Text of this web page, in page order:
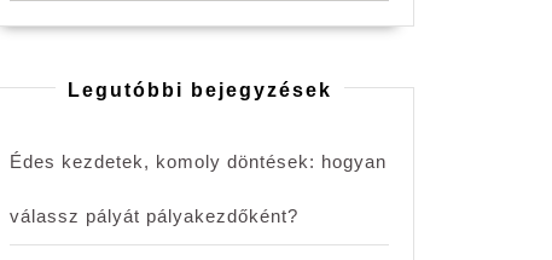
Legutóbbi bejegyzések
Édes kezdetek, komoly döntések: hogyan
válassz pályát pályakezdőként?